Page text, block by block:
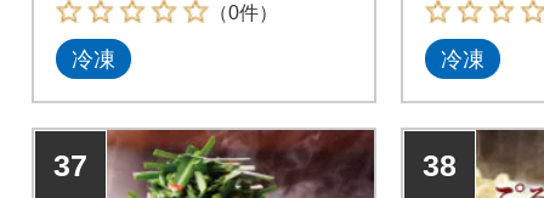
（0件）
冷凍 冷凍
37 38